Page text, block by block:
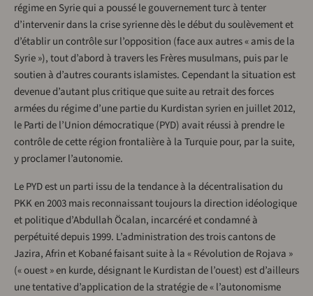
régime en Syrie qui a poussé le gouvernement turc à tenter
d’intervenir dans la crise syrienne dès le début du soulèvement et
d’établir un contrôle sur l’opposition (face aux autres « amis de la
Syrie »), tout d’abord à travers les Frères musulmans, puis par le
soutien à d’autres courants islamistes. Cependant la situation est
devenue d’autant plus critique que suite au retrait des forces
armées du régime d’une partie du Kurdistan syrien en juillet 2012,
le Parti de l’Union démocratique (PYD) avait réussi à prendre le
contrôle de cette région frontalière à la Turquie pour, par la suite,
y proclamer l’autonomie.
Le PYD est un parti issu de la tendance à la décentralisation du
PKK en 2003 mais reconnaissant toujours la direction idéologique
et politique d’Abdullah Öcalan, incarcéré et condamné à
perpétuité depuis 1999. L’administration des trois cantons de
Jazira, Afrin et Kobané faisant suite à la « Révolution de Rojava »
(« ouest » en kurde, désignant le Kurdistan de l’ouest) est d’ailleurs
une tentative d’application de la stratégie de « l’autonomisme